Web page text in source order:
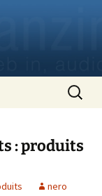
: produits
nero